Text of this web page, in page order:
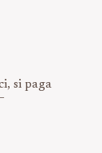
si paga